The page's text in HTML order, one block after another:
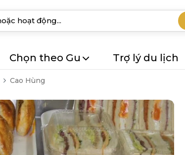
Chọn theo Gu Trợ lý du lịch
Cao Hùng